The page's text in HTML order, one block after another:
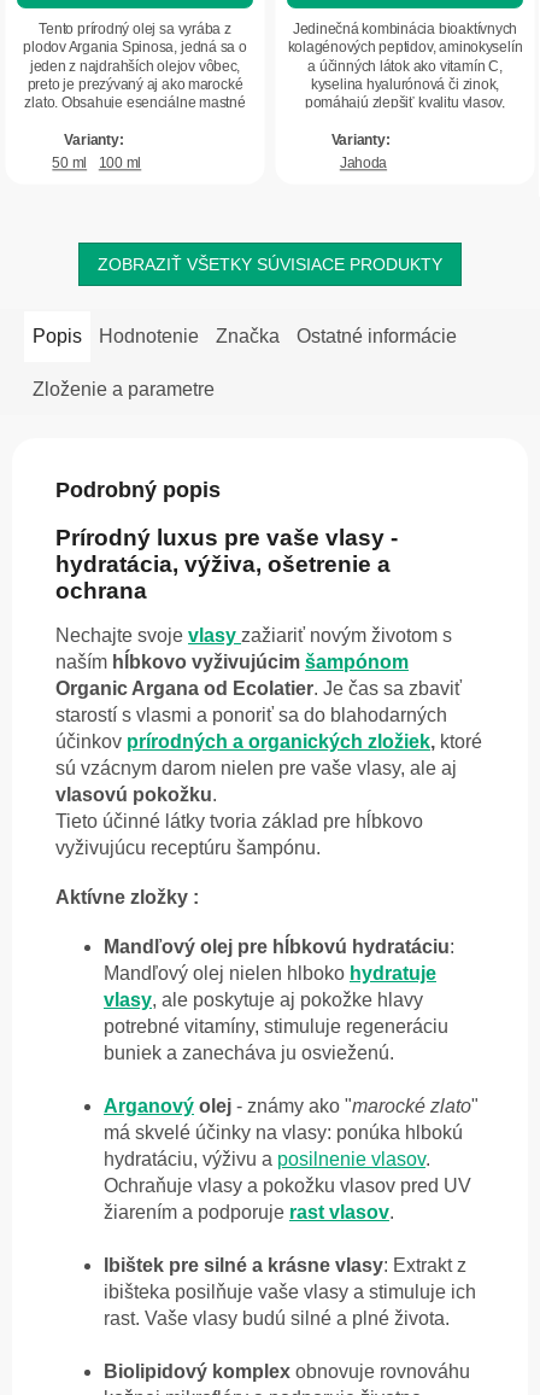
5
hviezdičiek.
Tento prírodný olej sa vyrába z
plodov Argania Spinosa, jedná sa o
jeden z najdrahších olejov vôbec,
preto je prezývaný aj ako marocké
zlato. Obsahuje esenciálne mastné
50 ml 100 ml
5
hviezdičiek.
Jedinečná kombinácia bioaktívnych
kolagénových peptidov, aminokyselín
a účinných látok ako vitamín C,
kyselina hyalurónová či zinok,
pomáhajú zlepšiť kvalitu vlasov,
Jahoda
ZOBRAZIŤ VŠETKY SÚVISIACE PRODUKTY
Popis Hodnotenie Značka Ostatné informácie
Zloženie a parametre
Podrobný popis
Prírodný luxus pre vaše vlasy -
hydratácia, výživa, ošetrenie a
ochrana
Nechajte svoje vlasy zažiariť novým životom s
naším hĺbkovo vyživujúcim šampónom
Organic Argana od Ecolatier. Je čas sa zbaviť
starostí s vlasmi a ponoriť sa do blahodarných
účinkov prírodných a organických zložiek, ktoré
sú vzácnym darom nielen pre vaše vlasy, ale aj
vlasovú pokožku.
Tieto účinné látky tvoria základ pre hĺbkovo
vyživujúcu receptúru šampónu.
Aktívne zložky :
Mandľový olej pre hĺbkovú hydratáciu:
Mandľový olej nielen hlboko hydratuje
vlasy, ale poskytuje aj pokožke hlavy
potrebné vitamíny, stimuluje regeneráciu
buniek a zanecháva ju osvieženú.
Arganový olej - známy ako "marocké zlato"
má skvelé účinky na vlasy: ponúka hlbokú
hydratáciu, výživu a posilnenie vlasov.
Ochraňuje vlasy a pokožku vlasov pred UV
žiarením a podporuje rast vlasov.
Ibištek pre silné a krásne vlasy: Extrakt z
ibišteka posilňuje vaše vlasy a stimuluje ich
rast. Vaše vlasy budú silné a plné života.
Biolipidový komplex obnovuje rovnováhu